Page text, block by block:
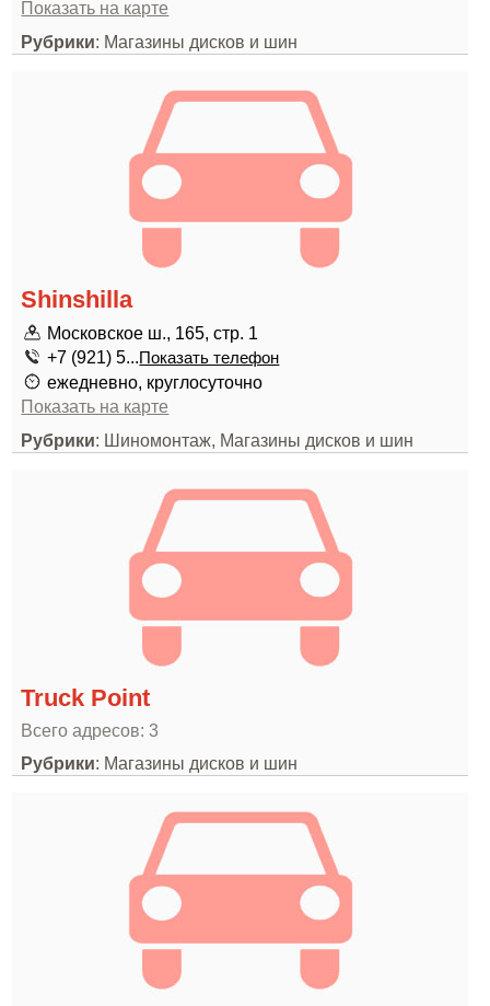
Показать на карте
Рубрики: Магазины дисков и шин
Shinshilla
Московское ш., 165, стр. 1
+7 (921) 5...Показать телефон
ежедневно, круглосуточно
Показать на карте
Рубрики: Шиномонтаж, Магазины дисков и шин
Truck Point
Всего адресов: 3
Рубрики: Магазины дисков и шин